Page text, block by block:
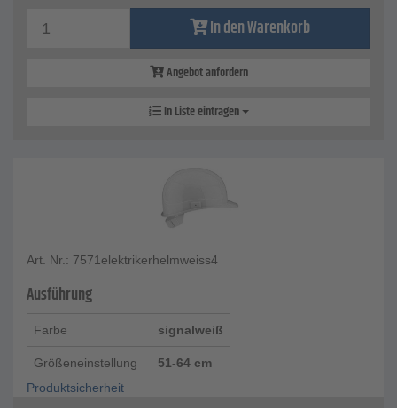
In den Warenkorb
Angebot anfordern
In Liste eintragen
Art. Nr.: 7571elektrikerhelmweiss4
Ausführung
Farbe signalweiß
Größeneinstellung
51-64 cm
Produktsicherheit